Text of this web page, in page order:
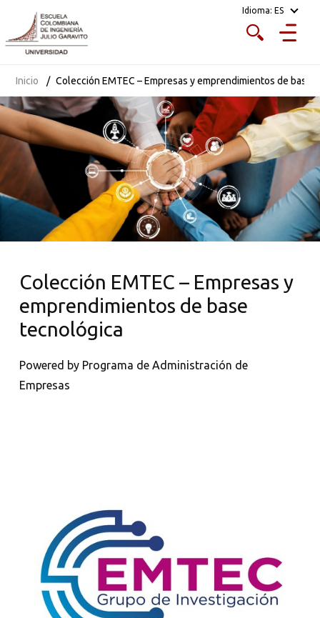
Idioma: ES
Inicio Colección EMTEC – Empresas y emprendimientos de base
Colección EMTEC – Empresas y
emprendimientos de base
tecnológica
Powered by Programa de Administración de
Empresas